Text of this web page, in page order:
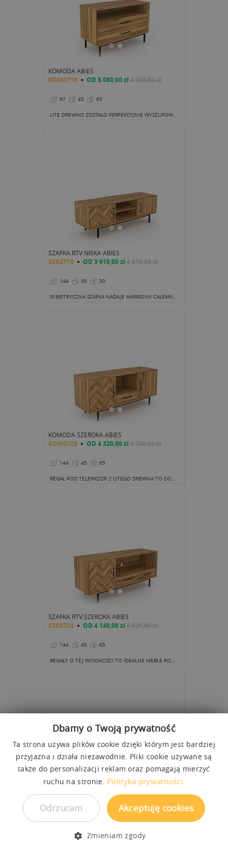
KOMODA ABIES
KOM2718 OD 3 080,00 zł4 100,00 zł
97 45 65
LITE DREWNO ZOSTAŁO PERFEKCYJNIE WYSZLIFOWANE, DOPASOWANE I POŁĄCZONE TWORZĄC NIESKAZITELNEJ URODY MODEL
SZAFKA RTV NISKA ABIES
SZR2710 OD 3 610,00 zł4 810,00 zł
144 45 50
SYMETRYCZNA SZAFKA NADAJE HARMONII CAŁEMU WNĘTRZU. JEST UPORZĄDKOWANA, KLAROWNA I ELEGANCKA.
KOMODA SZEROKA ABIES
KOM2725 OD 4 320,00 zł5 760,00 zł
144 45 65
REGAŁ POD TELEWIZOR Z LITEGO DREWNA TO DOBRA INWESTYCJA NIE TYLKO ZE WZGLĘDU NA NIEPODWAŻALNIE PIĘKNY WYGLĄD.
SZAFKA RTV SZEROKA ABIES
SZR2724 OD 4 140,00 zł5 520,00 zł
144 45 65
REGAŁY O TEJ WYSOKOŚCI TO IDEALNE MEBLE POD TELEWIZOR. OPTYMALNA WYSOKOŚĆ SPRAWIA, ŻE EKRAN ZNAJDUJE SIĘ DOKŁADNIE NA WYSOKOŚCI NASZYCH OCZU, GDY SIEDZIMY NA WYGODNEJ KANAPIE.
KOMODA SZEROKA ABIES
KOM2723 4 260,00 zł5 670,00 zł
Dbamy o Twoją prywatność
Ta strona używa plików cookie dzięki którym jest bardziej
przyjazna i działa niezawodnie. Pliki cookie używane są
także do personalizacji reklam oraz pomagają mierzyć
ruchu na stronie. Polityka prywatności.
Akceptuję cookies
Odrzucam
Zmieniam zgody